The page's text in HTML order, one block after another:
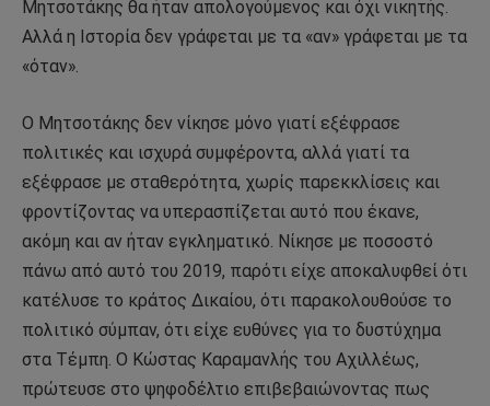
Μητσοτάκης θα ήταν απολογούμενος και όχι νικητής.
Αλλά η Ιστορία δεν γράφεται με τα «αν» γράφεται με τα
«όταν».
Ο Μητσοτάκης δεν νίκησε μόνο γιατί εξέφρασε
πολιτικές και ισχυρά συμφέροντα, αλλά γιατί τα
εξέφρασε με σταθερότητα, χωρίς παρεκκλίσεις και
φροντίζοντας να υπερασπίζεται αυτό που έκανε,
ακόμη και αν ήταν εγκληματικό. Νίκησε με ποσοστό
πάνω από αυτό του 2019, παρότι είχε αποκαλυφθεί ότι
κατέλυσε το κράτος Δικαίου, ότι παρακολουθούσε το
πολιτικό σύμπαν, ότι είχε ευθύνες για το δυστύχημα
στα Τέμπη. Ο Κώστας Καραμανλής του Αχιλλέως,
πρώτευσε στο ψηφοδέλτιο επιβεβαιώνοντας πως